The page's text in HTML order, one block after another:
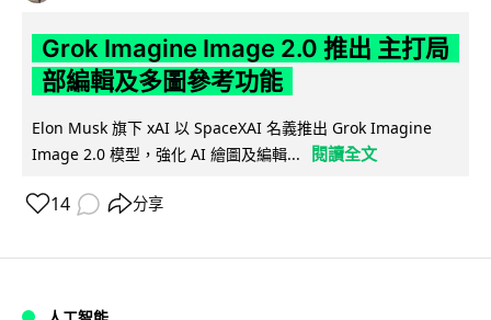
Grok Imagine Image 2.0 推出 主打局
部編輯及多圖參考功能
Elon Musk 旗下 xAI 以 SpaceXAI 名義推出 Grok Imagine
Image 2.0 模型，強化 AI 繪圖及編輯...
閱讀全文
14 分享